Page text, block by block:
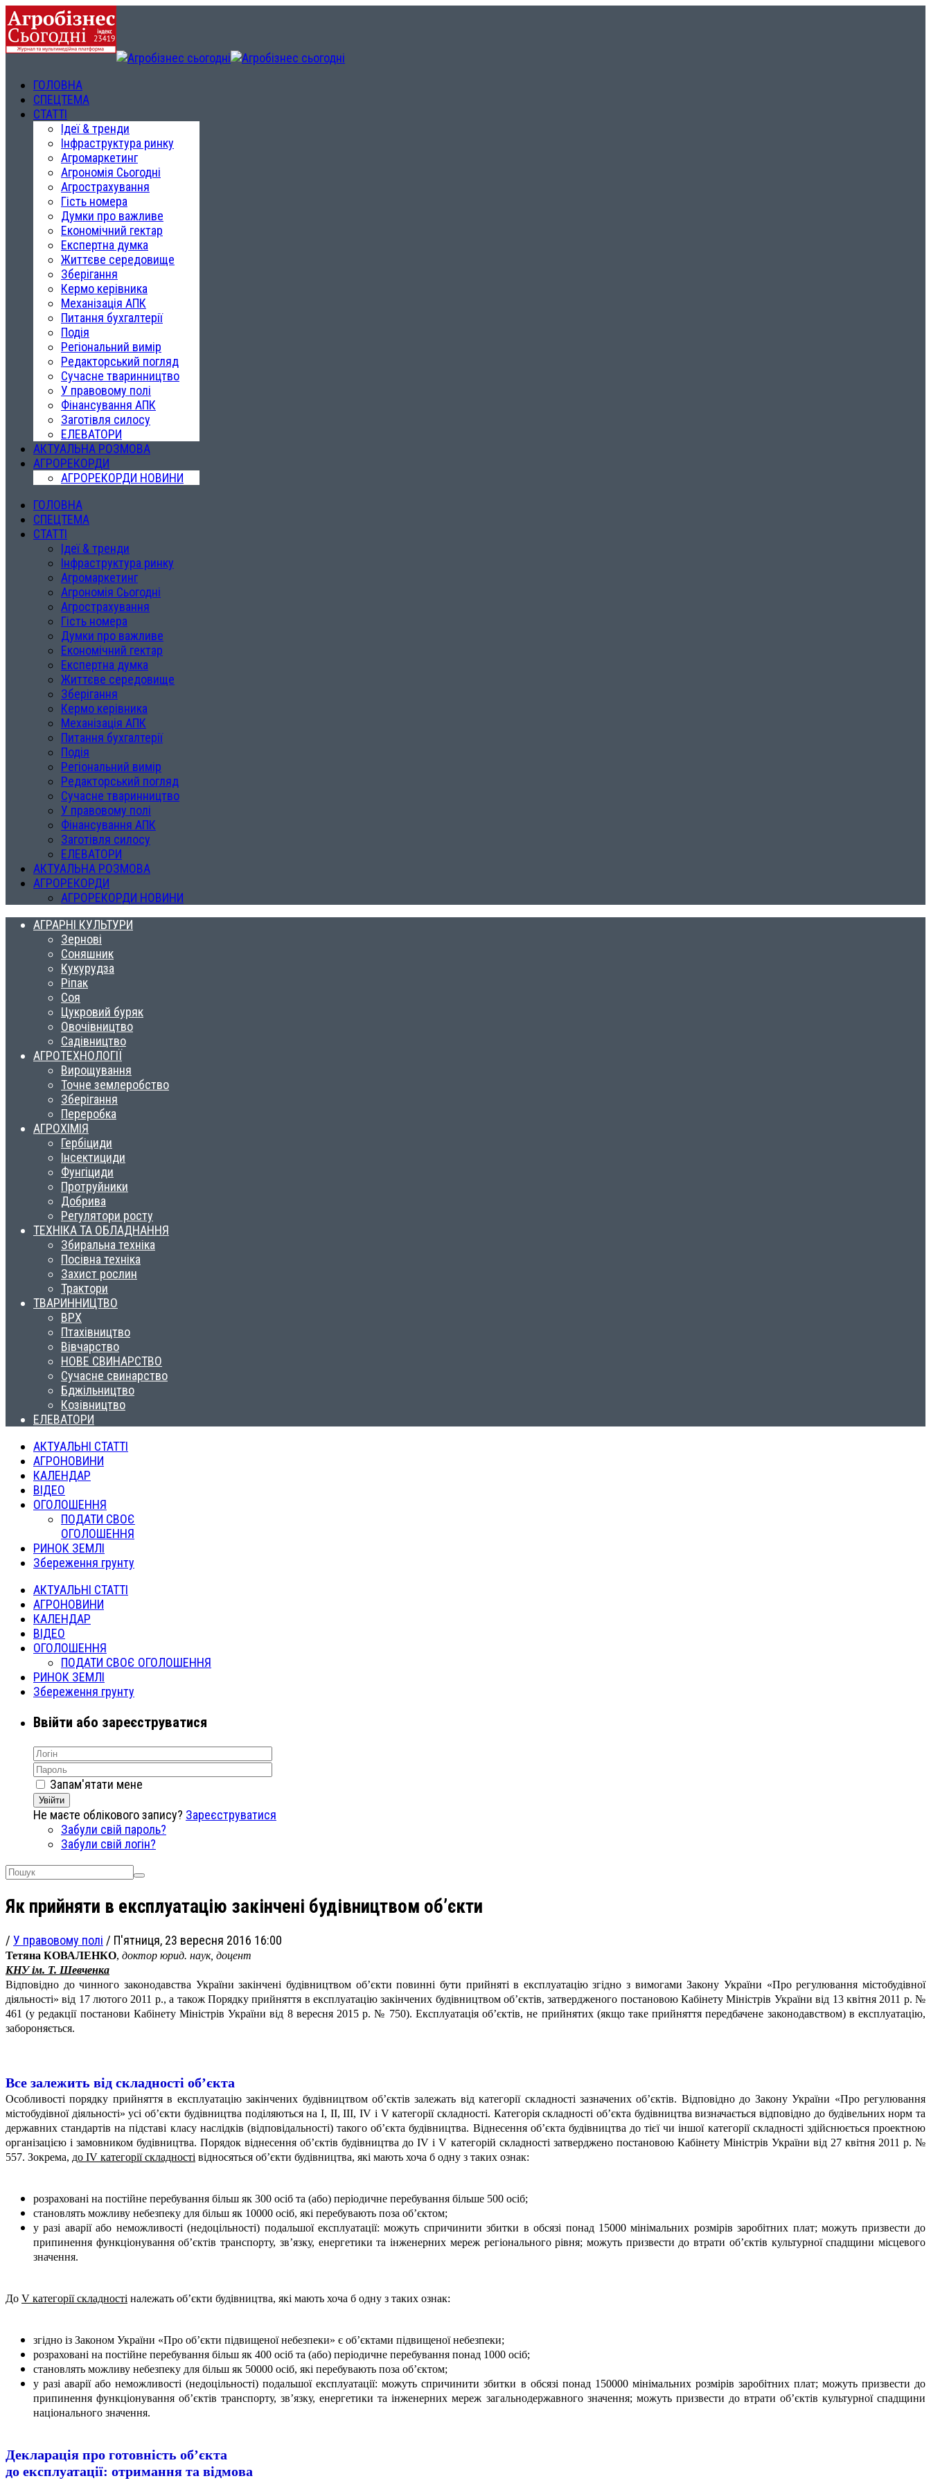
ГОЛОВНА
СПЕЦТЕМА
СТАТТІ
Ідеї & тренди
Інфраструктура ринку
Агромаркетинг
Агрономія Сьогодні
Агрострахування
Гість номера
Думки про важливе
Економічний гектар
Експертна думка
Життєве середовище
Зберігання
Кермо керівника
Механізація АПК
Питання бухгалтерії
Подія
Регіональний вимір
Редакторський погляд
Сучасне тваринництво
У правовому полі
Фінансування АПК
Заготівля силосу
ЕЛЕВАТОРИ
АКТУАЛЬНА РОЗМОВА
АГРОРЕКОРДИ
АГРОРЕКОРДИ НОВИНИ
ГОЛОВНА
СПЕЦТЕМА
СТАТТІ
Ідеї & тренди
Інфраструктура ринку
Агромаркетинг
Агрономія Сьогодні
Агрострахування
Гість номера
Думки про важливе
Економічний гектар
Експертна думка
Життєве середовище
Зберігання
Кермо керівника
Механізація АПК
Питання бухгалтерії
Подія
Регіональний вимір
Редакторський погляд
Сучасне тваринництво
У правовому полі
Фінансування АПК
Заготівля силосу
ЕЛЕВАТОРИ
АКТУАЛЬНА РОЗМОВА
АГРОРЕКОРДИ
АГРОРЕКОРДИ НОВИНИ
АГРАРНІ КУЛЬТУРИ
Зернові
Соняшник
Кукурудза
Ріпак
Соя
Цукровий буряк
Овочівництво
Садівництво
АГРОТЕХНОЛОГІЇ
Вирощування
Точне землеробство
Зберігання
Переробка
АГРОХІМІЯ
Гербіциди
Інсектициди
Фунгіциди
Протруйники
Добрива
Регулятори росту
ТЕХНІКА ТА ОБЛАДНАННЯ
Збиральна техніка
Посівна техніка
Захист рослин
Трактори
ТВАРИННИЦТВО
ВРХ
Птахівництво
Вівчарство
НОВЕ СВИНАРСТВО
Сучасне свинарство
Бджільництво
Козівництво
ЕЛЕВАТОРИ
АКТУАЛЬНІ СТАТТІ
АГРОНОВИНИ
КАЛЕНДАР
ВІДЕО
ОГОЛОШЕННЯ
ПОДАТИ СВОЄ
ОГОЛОШЕННЯ
РИНОК ЗЕМЛІ
Збереження грунту
АКТУАЛЬНІ СТАТТІ
АГРОНОВИНИ
КАЛЕНДАР
ВІДЕО
ОГОЛОШЕННЯ
ПОДАТИ СВОЄ ОГОЛОШЕННЯ
РИНОК ЗЕМЛІ
Збереження грунту
Ввійти або зареєструватися
Запам'ятати мене
Увійти
Не маєте облікового запису? Зареєструватися
Забули свій пароль?
Забули свій логін?
Як прийняти в експлуатацію закінчені будівництвом об’єкти
/ У правовому полі / П'ятниця, 23 вересня 2016 16:00
Тетяна КОВАЛЕНКО, доктор юрид. наук, доцент
КНУ ім. Т. Шевченка
Відповідно до чинного законодавства України закінчені будівництвом об’єкти повинні бути прийняті в експлуатацію згідно з вимогами Закону України «Про регулювання містобудівної
діяльності» від 17 лютого 2011 р., а також Порядку прийняття в експлуатацію закінчених будівництвом об’єктів, затвердженого постановою Кабінету Міністрів України від 13 квітня 2011 р. №
461 (у редакції постанови Кабінету Міністрів України від 8 вересня 2015 р. № 750). Експлуатація об’єктів, не прийнятих (якщо таке прийняття передбачене законодавством) в експлуатацію,
забороняється.
Все залежить від складності об’єкта
Особливості порядку прийняття в експлуатацію закінчених будівництвом об’єктів залежать від категорії складності зазначених об’єктів. Відповідно до Закону України «Про регулювання
містобудівної діяльності» усі об’єкти будівництва поділяються на I, II, III, IV і V категорії складності. Категорія складності об’єкта будівництва визначається відповідно до будівельних норм та
державних стандартів на підставі класу наслідків (відповідальності) такого об’єкта будівництва. Віднесення об’єкта будівництва до тієї чи іншої категорії складності здійснюється проектною
організацією і замовником будівництва. Порядок віднесення об’єктів будівництва до IV і V категорій складності затверджено постановою Кабінету Міністрів України від 27 квітня 2011 р. №
557. Зокрема, до IV категорії складності відносяться об’єкти будівництва, які мають хоча б одну з таких ознак:
розраховані на постійне перебування більш як 300 осіб та (або) періодичне перебування більше 500 осіб;
становлять можливу небезпеку для більш як 10000 осіб, які перебувають поза об’єктом;
у разі аварії або неможливості (недоцільності) подальшої експлуатації: можуть спричинити збитки в обсязі понад 15000 мінімальних розмірів заробітних плат; можуть призвести до
припинення функціонування об’єктів транспорту, зв’язку, енергетики та інженерних мереж регіонального рівня; можуть призвести до втрати об’єктів культурної спадщини місцевого
значення.
До V категорії складності належать об’єкти будівництва, які мають хоча б одну з таких ознак:
згідно із Законом України «Про об’єкти підвищеної небезпеки» є об’єктами підвищеної небезпеки;
розраховані на постійне перебування більш як 400 осіб та (або) періодичне перебування понад 1000 осіб;
становлять можливу небезпеку для більш як 50000 осіб, які перебувають поза об’єктом;
у разі аварії або неможливості (недоцільності) подальшої експлуатації: можуть спричинити збитки в обсязі понад 150000 мінімальних розмірів заробітних плат; можуть призвести до
припинення функціонування об’єктів транспорту, зв’язку, енергетики та інженерних мереж загальнодержавного значення; можуть призвести до втрати об’єктів культурної спадщини
національного значення.
Декларація про готовність об’єкта
до експлуатації: отримання та відмова